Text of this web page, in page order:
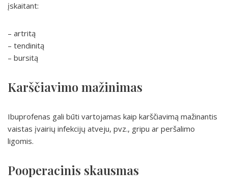
įskaitant:
– artritą
– tendinitą
– bursitą
Karščiavimo mažinimas
Ibuprofenas gali būti vartojamas kaip karščiavimą mažinantis
vaistas įvairių infekcijų atveju, pvz., gripu ar peršalimo
ligomis.
Pooperacinis skausmas